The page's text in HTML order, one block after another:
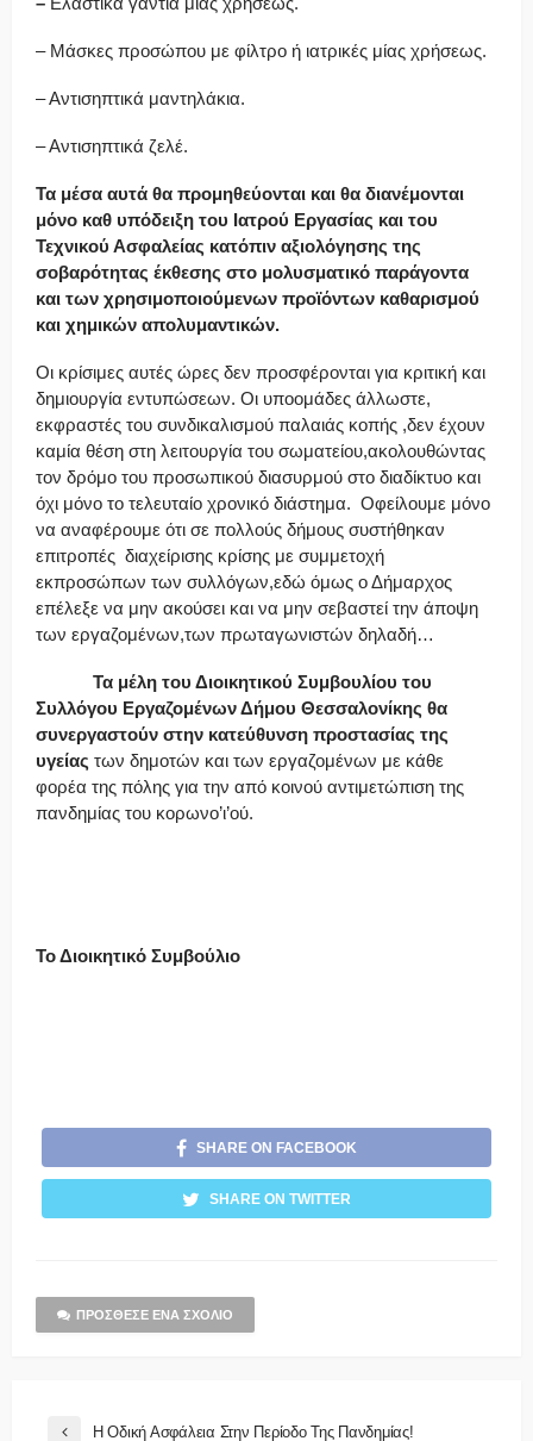
– Μάσκες προσώπου με φίλτρο ή ιατρικές μίας χρήσεως.
– Αντισηπτικά μαντηλάκια.
– Αντισηπτικά ζελέ.
Τα μέσα αυτά θα προμηθεύονται και θα διανέμονται
μόνο καθ υπόδειξη του Ιατρού Εργασίας και του
Τεχνικού Ασφαλείας κατόπιν αξιολόγησης της
σοβαρότητας έκθεσης στο μολυσματικό παράγοντα
και των χρησιμοποιούμενων προϊόντων καθαρισμού
και χημικών απολυμαντικών.
Οι κρίσιμες αυτές ώρες δεν προσφέρονται για κριτική και
δημιουργία εντυπώσεων. Οι υποομάδες άλλωστε,
εκφραστές του συνδικαλισμού παλαιάς κοπής ,δεν έχουν
καμία θέση στη λειτουργία του σωματείου,ακολουθώντας
τον δρόμο του προσωπικού διασυρμού στο διαδίκτυο και
όχι μόνο το τελευταίο χρονικό διάστημα. Οφείλουμε μόνο
να αναφέρουμε ότι σε πολλούς δήμους συστήθηκαν
επιτροπές διαχείρισης κρίσης με συμμετοχή
εκπροσώπων των συλλόγων,εδώ όμως ο Δήμαρχος
επέλεξε να μην ακούσει και να μην σεβαστεί την άποψη
των εργαζομένων,των πρωταγωνιστών δηλαδή…
Τα μέλη του Διοικητικού Συμβουλίου του
Συλλόγου Εργαζομένων Δήμου Θεσσαλονίκης θα
συνεργαστούν στην κατεύθυνση προστασίας της
υγείας των δημοτών και των εργαζομένων με κάθε
φορέα της πόλης για την από κοινού αντιμετώπιση της
πανδημίας του κορωνο’ι’ού.
Το Διοικητικό Συμβούλιο
SHARE ON FACEBOOK
SHARE ON TWITTER
ΠΡΌΣΘΕΣΕ ΈΝΑ ΣΧΌΛΙΟ
Η Οδική Ασφάλεια Στην Περίοδο Της Πανδημίας!